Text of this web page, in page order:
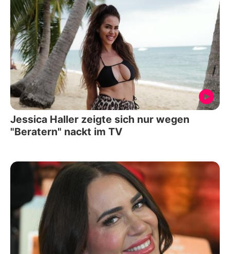
Jessica Haller zeigte sich nur wegen
"Beratern" nackt im TV